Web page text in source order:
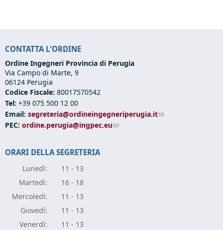
CONTATTA L'ORDINE
Ordine Ingegneri Provincia di Perugia
Via Campo di Marte, 9
06124 Perugia
Codice Fiscale: 80017570542
Tel: +39 075 500 12 00
Email: segreteria@ordineingegneriperugia.it(link sends e-mail)
PEC: ordine.perugia@ingpec.eu(link sends e-mail)
ORARI DELLA SEGRETERIA
Lunedì:
11 - 13
Martedì:
16 - 18
Mercoledì:
11 - 13
Giovedì:
11 - 13
Venerdì: 11 - 13